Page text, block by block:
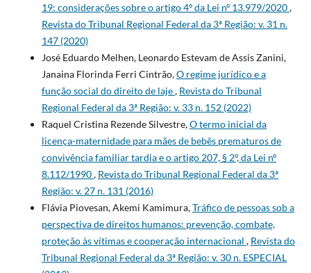
19: considerações sobre o artigo 4º da Lei nº 13.979/2020,
Revista do Tribunal Regional Federal da 3ª Região: v. 31 n.
147 (2020)
José Eduardo Melhen, Leonardo Estevam de Assis Zanini,
Janaina Florinda Ferri Cintrão,O regime jurídico e a
função social do direito de laje, Revista do Tribunal
Regional Federal da 3ª Região: v. 33 n. 152 (2022)
Raquel Cristina Rezende Silvestre,O termo inicial da
licença-maternidade para mães de bebês prematuros de
convivência familiar tardia e o artigo 207, § 2º, da Lei nº
8.112/1990, Revista do Tribunal Regional Federal da 3ª
Região: v. 27 n. 131 (2016)
Flávia Piovesan, Akemi Kamimura,Tráfico de pessoas sob a
perspectiva de direitos humanos: prevenção, combate,
proteção às vítimas e cooperação internacional , Revista do
Tribunal Regional Federal da 3ª Região: v. 30 n. ESPECIAL